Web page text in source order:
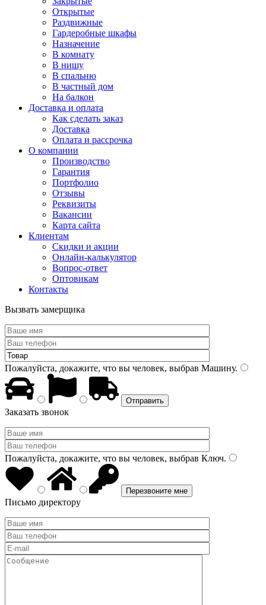
Открытые
Раздвижные
Гардеробные шкафы
Назначение
В комнату
В нишу
В спальню
В частный дом
На балкон
Доставка и оплата
Как сделать заказ
Доставка
Оплата и рассрочка
О компании
Производство
Гарантия
Портфолио
Отзывы
Реквизиты
Вакансии
Карта сайта
Клиентам
Скидки и акции
Онлайн-калькулятор
Вопрос-ответ
Оптовикам
Контакты
Вызвать замерщика
Пожалуйста, докажите, что вы человек, выбрав Машину.
Заказать звонок
Пожалуйста, докажите, что вы человек, выбрав Ключ.
Письмо директору